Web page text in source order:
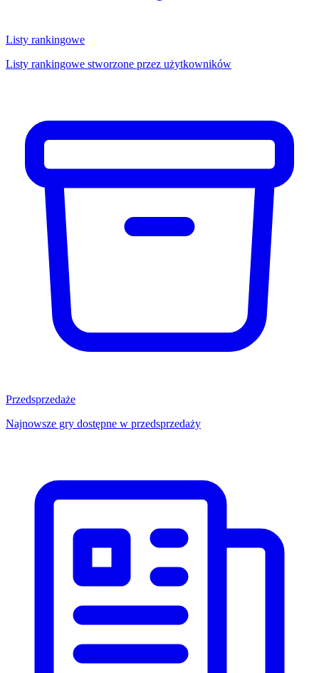
Listy rankingowe
Listy rankingowe stworzone przez użytkowników
Przedsprzedaże
Najnowsze gry dostępne w przedsprzedaży